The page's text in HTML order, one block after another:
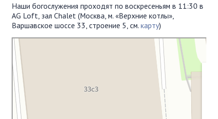
Наши богослужения проходят по воскресеньям в 11:30 в
AG Loft, зал Chalet (Москва, м. «Верхние котлы»,
Варшавское шоссе 33, строение 5, см. карту)
Московская Библейская Церковь
Протестантская церковь в Москве